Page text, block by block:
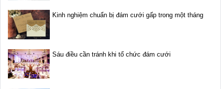
Kinh nghiệm chuẩn bị đám cưới gấp trong một tháng
Sáu điều cần tránh khi tổ chức đám cưới